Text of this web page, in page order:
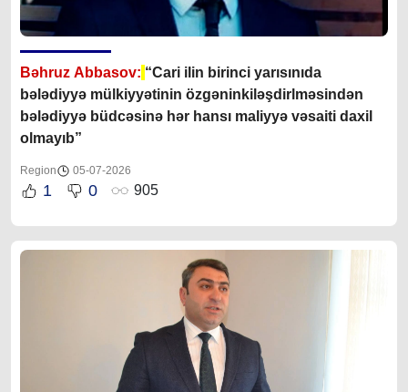
Bəhruz Abbasov: “Cari ilin birinci yarısınıda
bələdiyyə mülkiyyətinin özgəninkiləşdirlməsindən
bələdiyyə büdcəsinə hər hansı maliyyə vəsaiti daxil
olmayıb”
Region 05-07-2026
1 0 905